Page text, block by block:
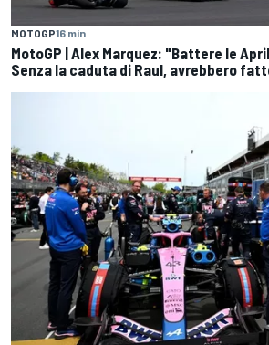
MOTOGP16 min
MotoGP | Alex Marquez: "Battere le
Senza la caduta di Raul, avrebbero